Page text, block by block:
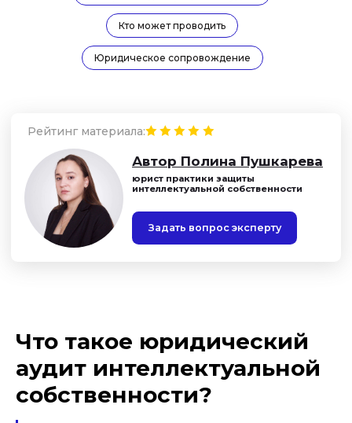
Кто может проводить
Юридическое сопровождение
Что такое юридический
аудит интеллектуальной
собственности?